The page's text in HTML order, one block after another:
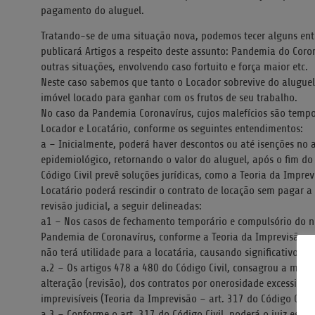
pagamento do aluguel.
Tratando-se de uma situação nova, podemos tecer alguns
publicará Artigos a respeito deste assunto: Pandemia do
outras situações, envolvendo caso fortuito e força maior etc.
Neste caso sabemos que tanto o Locador sobrevive do
imóvel locado para ganhar com os frutos de seu trabalho.
No caso da Pandemia Coronavírus, cujos malefícios são
Locador e Locatário, conforme os seguintes entendimentos:
a – Inicialmente, poderá haver descontos ou até isenções
epidemiológico, retornando o valor do aluguel, após o fim
Código Civil prevê soluções jurídicas, como a Teoria da
Locatário poderá rescindir o contrato de locação sem pagar
revisão judicial, a seguir delineadas:
a1 – Nos casos de fechamento temporário e compulsório do
Pandemia de Coronavírus, conforme a Teoria da Imprevisão
não terá utilidade para a locatária, causando significativo
a.2 – Os artigos 478 a 480 do Código Civil, consagrou a
alteração (revisão), dos contratos por onerosidade excessiva
imprevisíveis (Teoria da Imprevisão – art. 317 do Código Civil).